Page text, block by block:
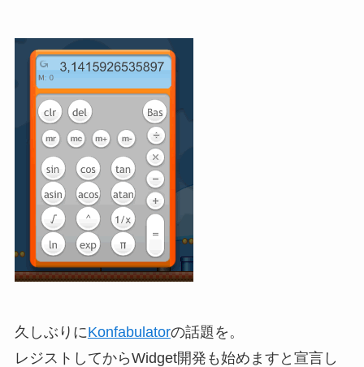
久しぶりにKonfabulatorの話題を。
レジストしてからWidget開発も始めますと宣言し